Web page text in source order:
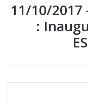
11/10/2017
: